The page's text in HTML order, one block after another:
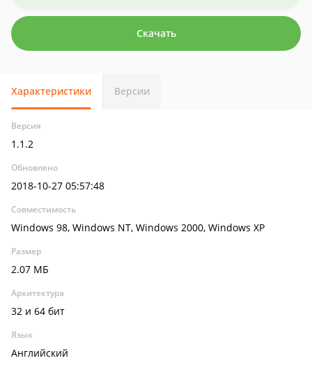
Скачать
Характеристики Версии
Версия
1.1.2
Обновлено
2018-10-27 05:57:48
Совместимость
Windows 98, Windows NT, Windows 2000, Windows XP
Размер
2.07 МБ
Архитектура
32 и 64 бит
Язык
Английский